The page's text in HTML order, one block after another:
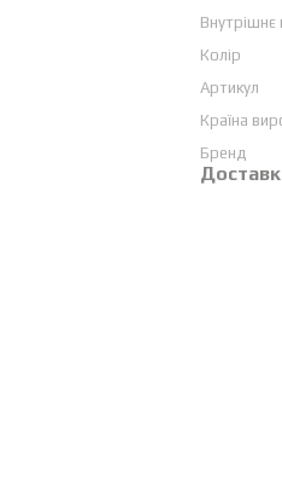
Внутрішнє
Колір
Артикул
Країна
Бренд